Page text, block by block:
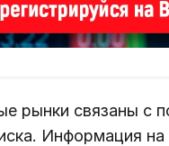
рынки связаны с
Информация на